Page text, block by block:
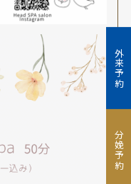
外来予約
分娩予約